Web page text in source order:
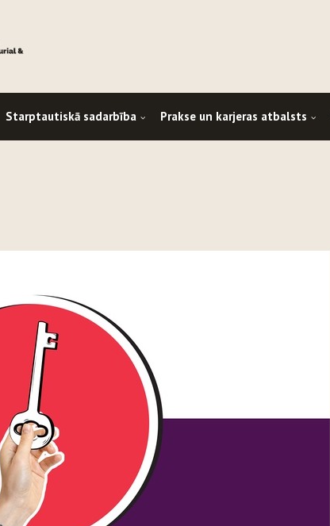
Starptautiskā sadarbība Prakse un karjeras atbalsts